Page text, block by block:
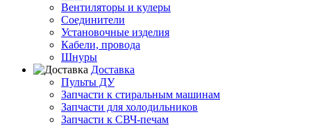
Вентиляторы и кулеры
Соединители
Установочные изделия
Кабели, провода
Шнуры
Доставка
Пульты ДУ
Запчасти к стиральным машинам
Запчасти для холодильников
Запчасти к СВЧ-печам